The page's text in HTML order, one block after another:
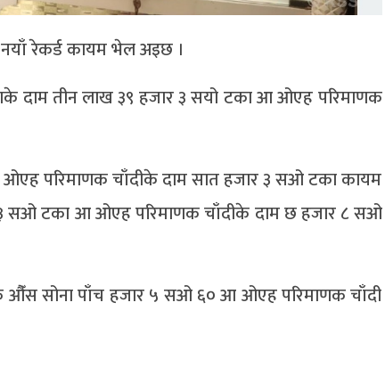
रेकर्ड कायम भेल अइछ ।
दाम तीन लाख ३९ हजार ३ सयो टका आ ओएह परिमाणक
परिमाणक चाँदीके दाम सात हजार ३ सओ टका कायम
सओ टका आ ओएह परिमाणक चाँदीके दाम छ हजार ८ सओ
एक औँस सोना पाँच हजार ५ सओ ६० आ ओएह परिमाणक चाँदी